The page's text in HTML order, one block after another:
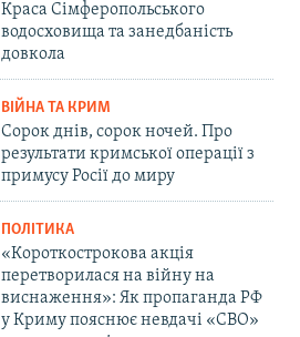
Краса Сімферопольського
водосховища та занедбаність
довкола
ВІЙНА ТА КРИМ
Сорок днів, сорок ночей. Про
результати кримської операції з
примусу Росії до миру
ПОЛІТИКА
«Короткострокова акція
перетворилася на війну на
виснаження»: Як пропаганда РФ
у Криму пояснює невдачі «СВО»